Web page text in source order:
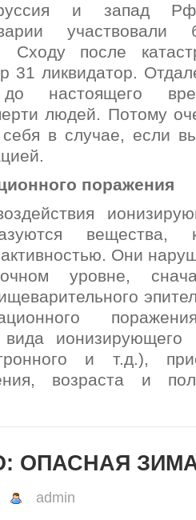
и запад
Сходу после
31 ликвидатор.
настоящего
людей. Потому
себя в случае, если
поражения
вещества,
Они
уровне,
ионизирующего
и т.д.),
возраста и
ОПАСНАЯ
admin